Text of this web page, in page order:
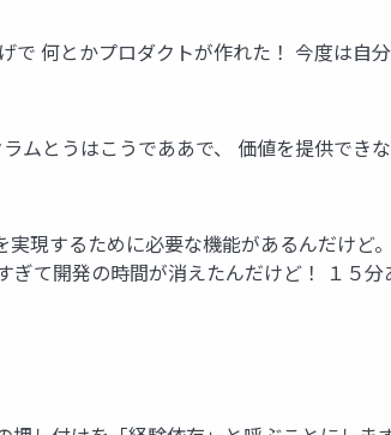
何とかプロダクトが作れた！ 今度は自
ムとうはこうでああで、 価値を提供でき
現するために必要な機能があるんだけど
て開発の時間が消えたんだけど！ １５